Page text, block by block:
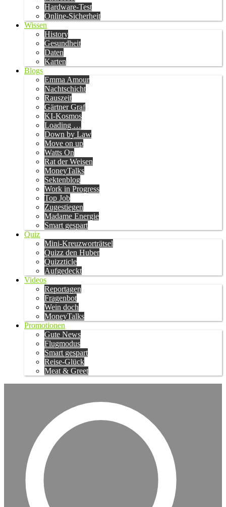
Hardware-Test
Online-Sicherheit
Wissen
History
Gesundheit
Daten
Karten
Blogs
Emma Amour
Nachtschicht
Rauszeit
Gärtner Graf
KI-Kosmos
Loading …
Down by Law
Move on up
Watts On
Rat der Weisen
MoneyTalks
Sektenblog
Work in Progress
Top Job
Zugestiegen
Madame Energie
Smart gespart
Quiz
Mini-Kreuzworträtsel
Quizz den Huber
Quizzticle
Aufgedeckt
Videos
Reportagen
Fragenbot
Wein doch
MoneyTalks
Promotionen
Gute News
Flugmodus
Smart gespart
Reise-Glück
Meat & Greet